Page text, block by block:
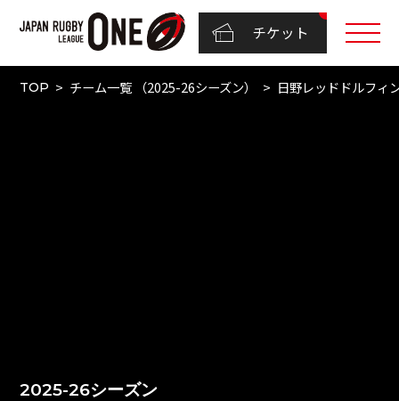
チケット
TOP チーム一覧 （2025-26シーズン） 日野レッドドルフィ
2025-26シーズン